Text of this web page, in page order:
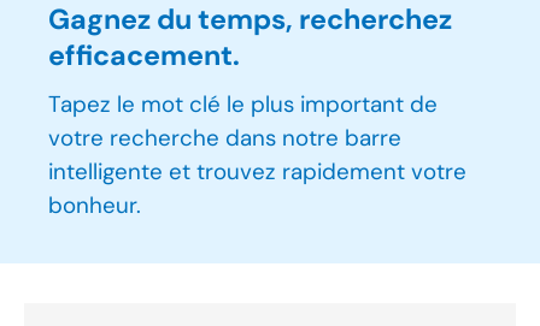
Gagnez du temps, recherchez
efficacement.
Tapez le mot clé le plus important de
votre recherche dans notre barre
intelligente et trouvez rapidement votre
bonheur.